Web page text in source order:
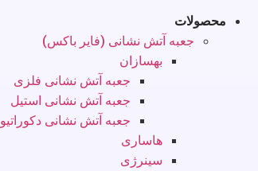
محصولات
جعبه آتش نشانی (فایر باکس)
بهسازان
جعبه آتش نشانی فلزی
جعبه آتش نشانی استیل
جعبه آتش نشانی دکوراتیو
هاساری
سینرژی